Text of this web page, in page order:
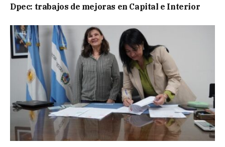
Dpec: trabajos de mejoras en Capital e Interior